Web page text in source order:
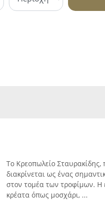
Το Κρεοπωλείο Σταυρακίδης,
διακρίνεται ως ένας
στον τομέα των τροφίμων. Η
κρέατα όπως μοσχάρι, ...